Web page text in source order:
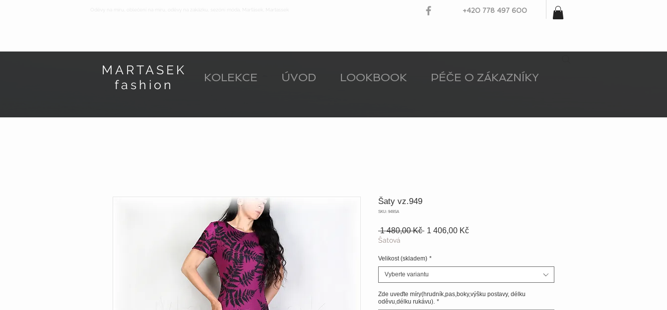
+420 778 497 600
MARTASEK
fashion
KOLEKCE ÚVOD LOOKBOOK PÉČE O ZÁKAZNÍKY
Šaty vz.949
SKU: 949SA
1 480,00 Kč Běžná
1 406,00 KčZvýhodněná
Šatová
Velikost (skladem) *
Vyberte variantu
Zde uveďte míry(hrudník,pas,boky,výšku postavy, délku
oděvu,délku rukávu). *